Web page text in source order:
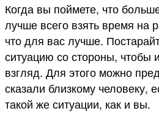
Когда вы поймете, что
лучше всего взять время на
что для вас лучше.
ситуацию со стороны, чтобы
взгляд. Для этого можно
сказали близкому человеку,
такой же ситуации, как и вы.